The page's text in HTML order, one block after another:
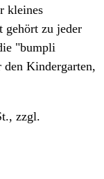
kleines
gehört zu jeder
"bumpli
Kindergarten,
zzgl.